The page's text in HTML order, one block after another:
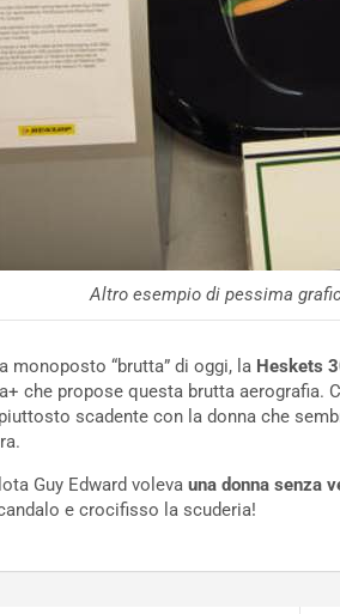
Altro esempio di pessima
monoposto “brutta” di oggi, la Heskets
che propose questa brutta
scadente con la donna che
Guy Edward voleva una donna senza
e crocifisso la scuderia!